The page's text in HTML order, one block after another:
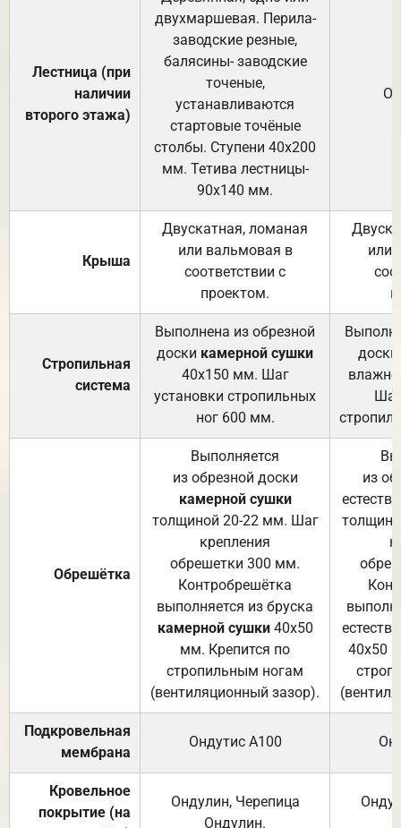
Лестница (при
наличии
второго этажа)
двухмаршевая. Перила-
заводские резные,
балясины- заводские
точеные,
устанавливаются
стартовые точёные
столбы. Ступени 40х200
мм. Тетива лестницы-
90х140 мм.
Крыша
Двускатная, ломаная
или вальмовая в
соответствии с
проектом.
или
Стропильная
система
Выполнена из обрезной
доски камерной сушки
40х150 мм. Шаг
установки стропильных
ног 600 мм.
доски
Обрешётка
Выполняется
из обрезной доски
камерной сушки
толщиной 20-22 мм. Шаг
крепления
обрешетки 300 мм.
Контробрешётка
выполняется из бруска
камерной сушки40х50
мм. Крепится по
стропильным ногам
(вентиляционный зазор).
из
40х50
Подкровельная
мембрана
Ондутис А100
Кровельное
покрытие (на
Ондулин, Черепица
Ондулин.